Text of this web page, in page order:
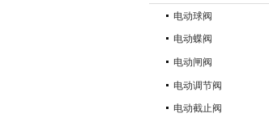
电动球阀
电动蝶阀
电动闸阀
电动调节阀
电动截止阀